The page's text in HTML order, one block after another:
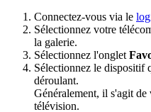
Connectez-vous via le
Sélectionnez votre
la galerie.
Sélectionnez l'onglet
Sélectionnez le dispositif
déroulant.
Généralement, il s'agit
télévision.